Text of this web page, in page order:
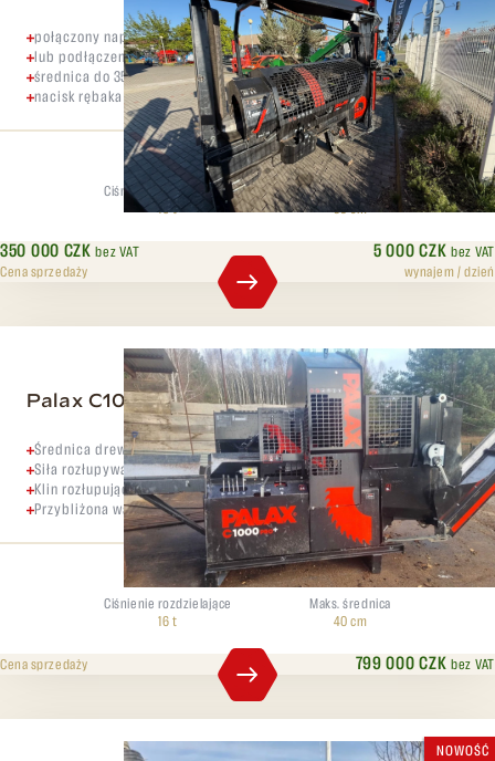
połączony napęd elektryczny 7,5kW
lub podłączenie za WOM ciągnika
średnica do 35cm
nacisk rębaka 10 ton
Ciśnienie rozdzielające
10 t
Maks. średnica
35 cm
350 000 CZKbez VAT
Cena sprzedaży
5 000 CZKbez VAT
wynajem / dzień
Palax C1000 PRO+ Combi
Średnica drewna do 40 cm
Siła rozłupywania 16 t
Klin rozłupujący - 2/6 części
Przybliżona waga - 2180 kg
Ciśnienie rozdzielające
16 t
Maks. średnica
40 cm
799 000 CZKbez VAT
Cena sprzedaży
NOWOŚĆ